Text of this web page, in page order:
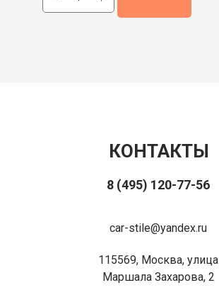
КОНТАКТЫ
8 (495) 120-77-56
car-stile@yandex.ru
115569, Москва, улица
Маршала Захарова, 2